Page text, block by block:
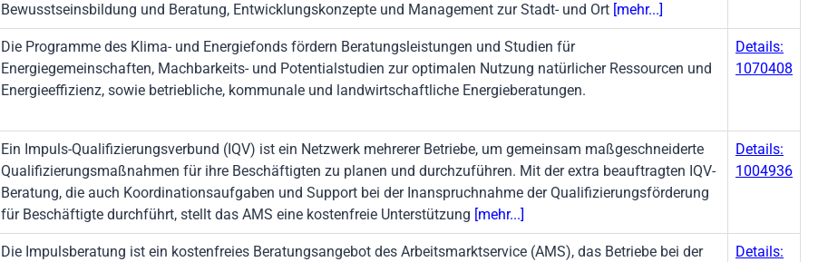
Bewusstseinsbildung und Beratung, Entwicklungskonzepte und Management zur Stadt- und Ort [mehr...]
Die Programme des Klima- und Energiefonds fördern Beratungsleistungen und Studien für
Energiegemeinschaften, Machbarkeits- und Potentialstudien zur optimalen Nutzung natürlicher Ressourcen und
Energieeffizienz, sowie betriebliche, kommunale und landwirtschaftliche Energieberatungen.
Details:
1070408
Ein Impuls-Qualifizierungsverbund (IQV) ist ein Netzwerk mehrerer Betriebe, um gemeinsam maßgeschneiderte
Qualifizierungsmaßnahmen für ihre Beschäftigten zu planen und durchzuführen. Mit der extra beauftragten IQV-
Beratung, die auch Koordinationsaufgaben und Support bei der Inanspruchnahme der Qualifizierungsförderung
für Beschäftigte durchführt, stellt das AMS eine kostenfreie Unterstützung [mehr...]
Details:
1004936
Die Impulsberatung ist ein kostenfreies Beratungsangebot des Arbeitsmarktservice (AMS), das Betriebe bei der
Details: